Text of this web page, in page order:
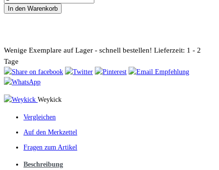
In den Warenkorb
Wenige Exemplare auf Lager - schnell bestellen! Lieferzeit: 1 - 2
Tage
Weykick
Vergleichen
Auf den Merkzettel
Fragen zum Artikel
Beschreibung